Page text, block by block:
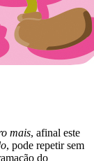
mais, afinal este
, pode repetir sem
do